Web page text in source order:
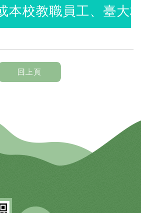
本校教職員工、臺大
回上頁